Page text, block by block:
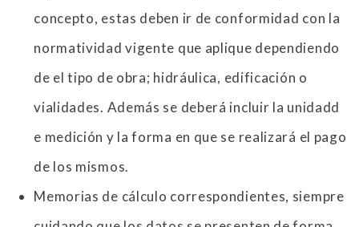
concepto, estas deben ir de conformidad con la
normatividad vigente que aplique dependiendo
de el tipo de obra; hidráulica, edificación o
vialidades. Además se deberá incluir la unidadd
e medición y la forma en que se realizará el pago
de los mismos.
Memorias de cálculo correspondientes, siempre